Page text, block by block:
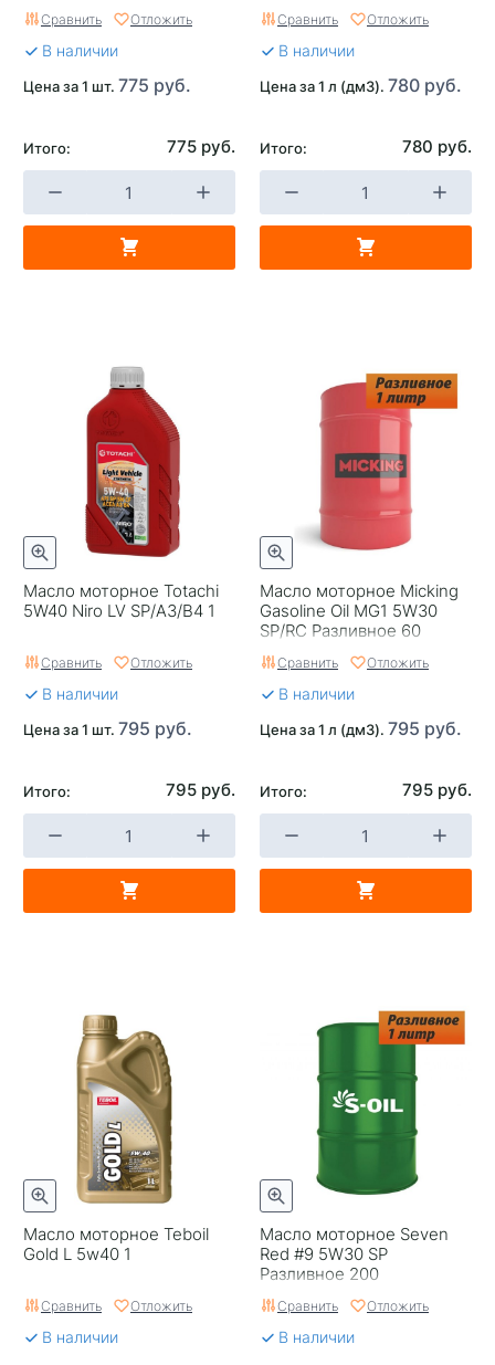
Сравнить Отложить
В наличии
Цена за 1 шт. 775 руб.
Итого: 775 руб.
Сравнить Отложить
В наличии
Цена за 1 л (дм3). 780 руб.
Итого: 780 руб.
Масло моторное Totachi
5W40 Niro LV SP/A3/B4 1
Сравнить Отложить
В наличии
Цена за 1 шт. 795 руб.
Итого: 795 руб.
Масло моторное Micking
Gasoline Oil MG1 5W30
SP/RC Разливное 60
Сравнить Отложить
В наличии
Цена за 1 л (дм3). 795 руб.
Итого: 795 руб.
Масло моторное Teboil
Gold L 5w40 1
Сравнить Отложить
В наличии
Масло моторное Seven
Red #9 5W30 SP
Разливное 200
Сравнить Отложить
В наличии